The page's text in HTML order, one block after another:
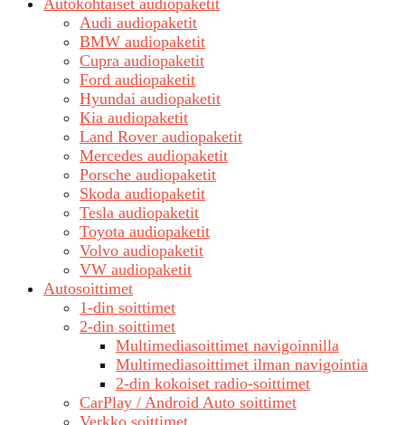
Audi audiopaketit
BMW audiopaketit
Cupra audiopaketit
Ford audiopaketit
Hyundai audiopaketit
Kia audiopaketit
Land Rover audiopaketit
Mercedes audiopaketit
Porsche audiopaketit
Skoda audiopaketit
Tesla audiopaketit
Toyota audiopaketit
Volvo audiopaketit
VW audiopaketit
Autosoittimet
1-din soittimet
2-din soittimet
Multimediasoittimet navigoinnilla
Multimediasoittimet ilman navigointia
2-din kokoiset radio-soittimet
CarPlay / Android Auto soittimet
Verkko soittimet